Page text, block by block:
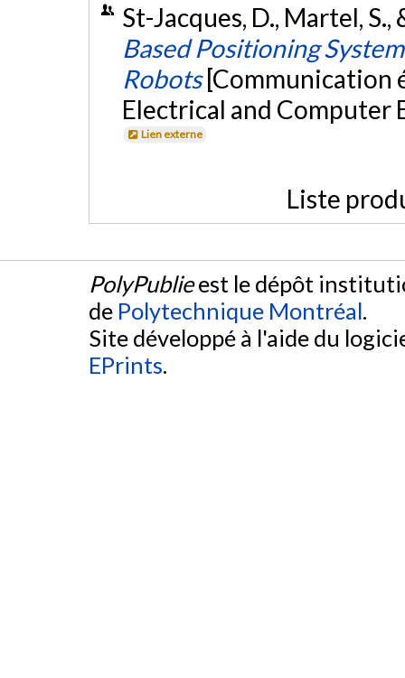
St-Jacques, D., Martel,
Based Positioning
Robots [Communication
Electrical and Computer
Lien externe
Liste
PolyPublieest le dépôt
de Polytechnique Montréal.
Site développé à l'aide du
EPrints.